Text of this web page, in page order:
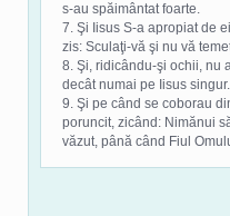
s-au spăimântat foarte.
7. Şi Iisus S-a apropiat de
zis: Sculaţi-vă şi nu vă
8. Şi, ridicându-şi ochii, nu
decât numai pe Iisus singur.
9. Şi pe când se coborau
poruncit, zicând: Nimănui
văzut, până când Fiul